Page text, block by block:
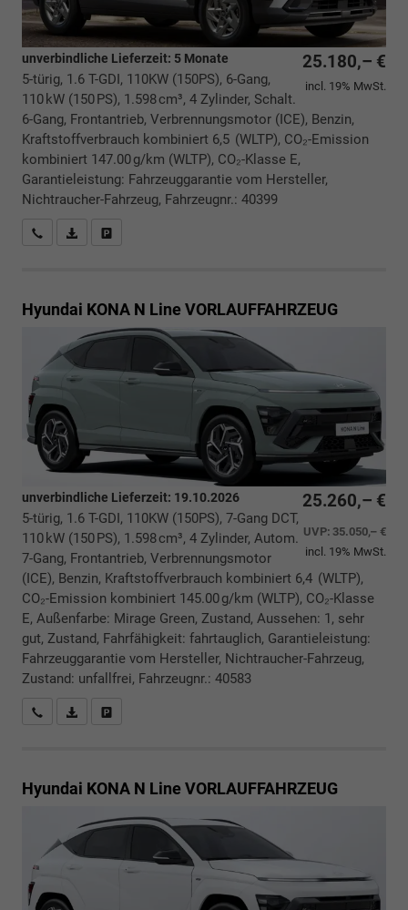
25.180,– €
incl. 19% MwSt.
unverbindliche Lieferzeit: 5 Monate
5-türig, 1.6 T-GDI, 110KW (150PS), 6-Gang,
110 kW (150 PS), 1.598 cm³, 4 Zylinder, Schalt.
6-Gang, Frontantrieb, Verbrennungsmotor (ICE), Benzin,
Kraftstoffverbrauch kombiniert 6,5 (WLTP), CO₂-Emission
kombiniert 147.00 g/km (WLTP), CO₂-Klasse E,
Garantieleistung: Fahrzeuggarantie vom Hersteller,
Nichtraucher-Fahrzeug, Fahrzeugnr.: 40399
Rückrufbitte absenden
PDF-Datei, Fahrzeugexposé drucken
Hyundai KONA N Line VORLAUFFAHRZEUG
25.260,– €
UVP: 35.050,– €
incl. 19% MwSt.
unverbindliche Lieferzeit: 19.10.2026
5-türig, 1.6 T-GDI, 110KW (150PS), 7-Gang DCT,
110 kW (150 PS), 1.598 cm³, 4 Zylinder, Autom.
7-Gang, Frontantrieb, Verbrennungsmotor
(ICE), Benzin, Kraftstoffverbrauch kombiniert 6,4 (WLTP),
CO₂-Emission kombiniert 145.00 g/km (WLTP), CO₂-Klasse
E, Außenfarbe: Mirage Green, Zustand, Aussehen: 1, sehr
gut, Zustand, Fahrfähigkeit: fahrtauglich, Garantieleistung:
Fahrzeuggarantie vom Hersteller, Nichtraucher-Fahrzeug,
Zustand: unfallfrei, Fahrzeugnr.: 40583
Rückrufbitte absenden
PDF-Datei, Fahrzeugexposé drucken
Hyundai KONA N Line VORLAUFFAHRZEUG